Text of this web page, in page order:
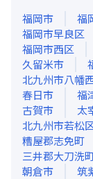
福岡市
福
福岡市早良区
福岡市西区
久留米市
北九州市八幡
春日市
福
古賀市
太
北九州市若松
糟屋郡志免町
三井郡大刀洗
朝倉市
筑